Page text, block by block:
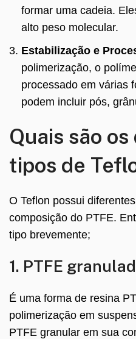
formar uma cadeia.
alto peso molecular.
Estabilização e
polimerização, o
processado em várias
podem incluir pós,
Quais são
tipos de
O Teflon possui
composição do PTFE.
tipo brevemente;
1. PTFE
É uma forma de resina
polimerização em
PTFE granular em sua